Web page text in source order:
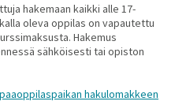
hakemaan kaikki alle 17-
oleva oppilas on vapautettu
Hakemus
sähköisesti tai opiston
hakulomakkeen